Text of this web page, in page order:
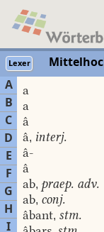
Lexer
A
B
C
D
E
F
G
H
I
a
a
â
â, interj.
â-
â
ab, praep. adv.
ab, conj.
âbant, stm.